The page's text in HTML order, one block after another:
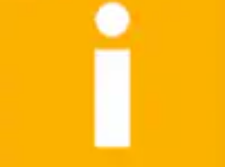
Pflegedusche, seifenfreie Formel, flüssige...